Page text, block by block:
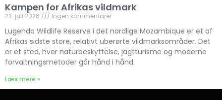
Kampen for Afrikas vildmark
22. juli 2026 Ingen kommentarer
Lugenda Wildlife Reserve i det nordlige Mozambique er et af
Afrikas sidste store, relativt uberørte vildmarksområder. Det
er et sted, hvor naturbeskyttelse, jagtturisme og moderne
forvaltningsmetoder går hånd i hånd.
Læs mere »